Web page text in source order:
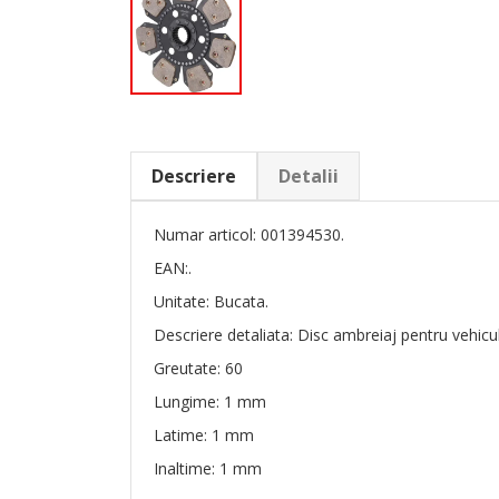
Descriere Detalii
Numar articol: 001394530.
EAN:.
Unitate: Bucata.
Descriere detaliata: Disc ambreiaj pentru
Greutate: 60
Lungime: 1 mm
Latime: 1 mm
Inaltime: 1 mm